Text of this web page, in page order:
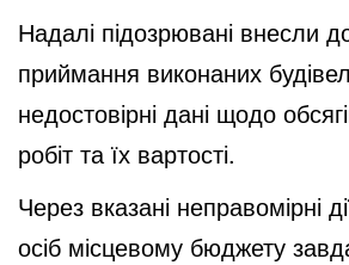
Надалі підозрювані внесли
приймання виконаних
недостовірні дані щодо
робіт та їх вартості.
Через вказані неправомірні
осіб місцевому бюджету